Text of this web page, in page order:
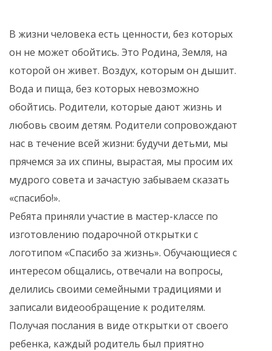
В жизни человека есть ценности, без которых
он не может обойтись. Это Родина, Земля, на
которой он живет. Воздух, которым он дышит.
Вода и пища, без которых невозможно
обойтись. Родители, которые дают жизнь и
любовь своим детям. Родители сопровождают
нас в течение всей жизни: будучи детьми, мы
прячемся за их спины, вырастая, мы просим их
мудрого совета и зачастую забываем сказать
«спасибо!».
Ребята приняли участие в мастер-классе по
изготовлению подарочной открытки с
логотипом «Спасибо за жизнь». Обучающиеся с
интересом общались, отвечали на вопросы,
делились своими семейными традициями и
записали видеообращение к родителям.
Получая послания в виде открытки от своего
ребенка, каждый родитель был приятно